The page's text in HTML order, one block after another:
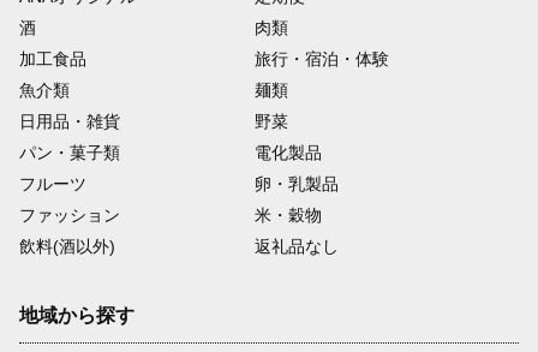
酒
肉類
加工食品
旅行・宿泊・体験
魚介類
麺類
日用品・雑貨
野菜
パン・菓子類
電化製品
フルーツ
卵・乳製品
ファッション
米・穀物
飲料(酒以外)
返礼品なし
地域から探す